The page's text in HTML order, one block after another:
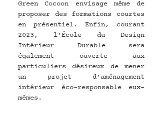
Green Cocoon envisage même de
proposer des formations courtes
en présentiel. Enfin, courant
2023, l'École du Design
Intérieur Durable sera
également ouverte aux
particuliers désireux de mener
un projet d'aménagement
intérieur éco-responsable eux-
mêmes.